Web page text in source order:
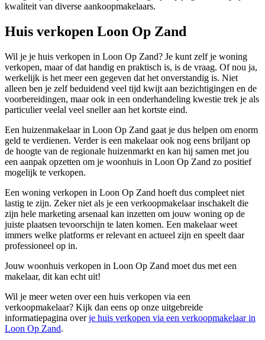
kwaliteit van diverse aankoopmakelaars.
Huis verkopen Loon Op Zand
Wil je je huis verkopen in Loon Op Zand? Je kunt zelf je woning
verkopen, maar of dat handig en praktisch is, is de vraag. Of nou ja,
werkelijk is het meer een gegeven dat het onverstandig is. Niet
alleen ben je zelf beduidend veel tijd kwijt aan bezichtigingen en de
voorbereidingen, maar ook in een onderhandeling kwestie trek je als
particulier veelal veel sneller aan het kortste eind.
Een huizenmakelaar in Loon Op Zand gaat je dus helpen om enorm
geld te verdienen. Verder is een makelaar ook nog eens briljant op
de hoogte van de regionale huizenmarkt en kan hij samen met jou
een aanpak opzetten om je woonhuis in Loon Op Zand zo positief
mogelijk te verkopen.
Een woning verkopen in Loon Op Zand hoeft dus compleet niet
lastig te zijn. Zeker niet als je een verkoopmakelaar inschakelt die
zijn hele marketing arsenaal kan inzetten om jouw woning op de
juiste plaatsen tevoorschijn te laten komen. Een makelaar weet
immers welke platforms er relevant en actueel zijn en speelt daar
professioneel op in.
Jouw woonhuis verkopen in Loon Op Zand moet dus met een
makelaar, dit kan echt uit!
Wil je meer weten over een huis verkopen via een
verkoopmakelaar? Kijk dan eens op onze uitgebreide
informatiepagina overje huis verkopen via een verkoopmakelaar in
Loon Op Zand.